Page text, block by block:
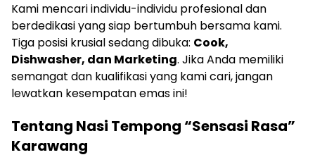
Kami mencari individu-individu profesional dan
berdedikasi yang siap bertumbuh bersama kami.
Tiga posisi krusial sedang dibuka: Cook,
Dishwasher, dan Marketing. Jika Anda memiliki
semangat dan kualifikasi yang kami cari, jangan
lewatkan kesempatan emas ini!
Tentang Nasi Tempong “Sensasi Rasa”
Karawang